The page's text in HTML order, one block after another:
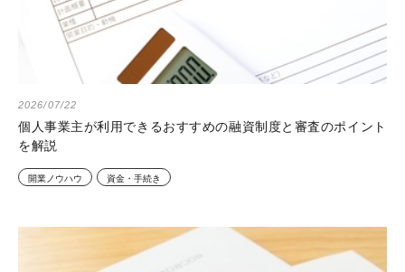
2026/07/22
個人事業主が利用できるおすすめの融資制度と審査のポイント
を解説
開業ノウハウ 資金・手続き